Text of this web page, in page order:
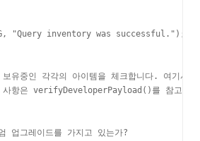
"Query inventory was successful.");
유중인 각각의 아이템을 체크합니다. 여기서
항은 verifyDeveloperPayload()를 참고하
업그레이드를 가지고 있는가?